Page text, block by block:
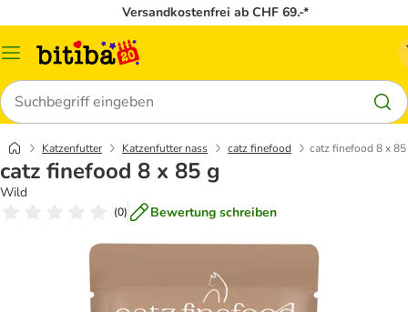
Versandkostenfrei ab CHF 69.-*
Menü
Suchen
Katzenfutter Katzenfutter nass catz finefood catz finefood 8 x
catz finefood 8 x 85 g
Wild
(0) Bewertung schreiben